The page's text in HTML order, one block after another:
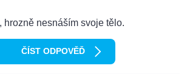
hrozně nesnáším svoje tělo.
ČÍST ODPOVĚĎ